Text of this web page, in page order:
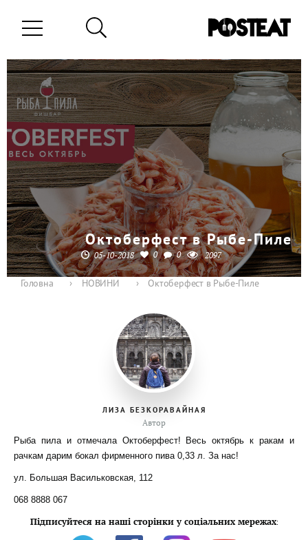
Октоберфест в Рыбе-Пиле
05-10-2018 0 0 2097
Головна › НОВИНИ › Октоберфест в Рыбе-Пиле
ЛИЗА БЕЗКОРАВАЙНАЯ
Автор
Рыба пила и отмечала Октоберфест! Весь октябрь к ракам и
рачкам дарим бокал фирменного пива 0,33 л. За нас!
ул. Большая Васильковская, 112
068 8888 067
Підписуйтеся на наші сторінки у соціальних мережах: